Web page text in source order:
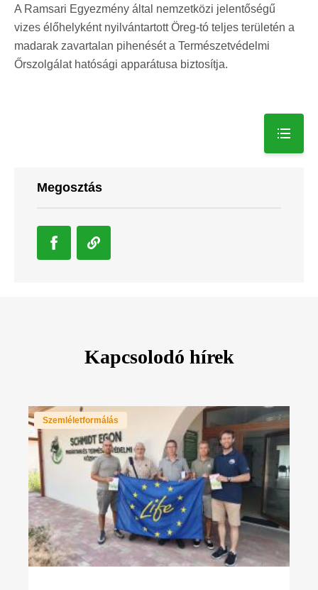
A Ramsari Egyezmény által nemzetközi jelentőségű
vizes élőhelyként nyilvántartott Öreg-tó teljes területén a
madarak zavartalan pihenését a Természetvédelmi
Őrszolgálat hatósági apparátusa biztosítja.
Megosztás
Kapcsolodó hírek
Szemléletformálás